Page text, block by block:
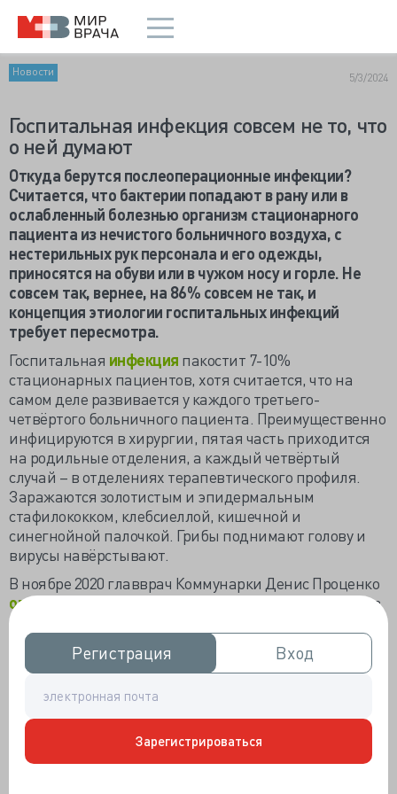
Регистрация
Регистрация Вход
Вход
Зарегистрироваться
Новости 5/3/2024
Госпитальная инфекция совсем не то, что
о ней думают
Откуда берутся послеоперационные инфекции?
Считается, что бактерии попадают в рану или в
ослабленный болезнью организм стационарного
пациента из нечистого больничного воздуха, с
нестерильных рук персонала и его одежды,
приносятся на обуви или в чужом носу и горле. Не
совсем так, вернее, на 86% совсем не так, и
концепция этиологии госпитальных инфекций
требует пересмотра.
Госпитальная инфекция пакостит 7-10%
стационарных пациентов, хотя считается, что на
самом деле развивается у каждого третьего-
четвёртого больничного пациента. Преимущественно
инфицируются в хирургии, пятая часть приходится
на родильные отделения, а каждый четвёртый
случай – в отделениях терапевтического профиля.
Заражаются золотистым и эпидермальным
стафилококком, клебсиеллой, кишечной и
синегнойной палочкой. Грибы поднимают голову и
вирусы навёрстывают.
В ноябре 2020 главврач Коммунарки Денис Проценко
отвечалобывателям, обвинявших новую больницу в
высокой смертности пациентов от бактериальной
пневмонии: «Казалось бы, мы только открылись в
марте, у нас новые стены, и не должно быть
внутрибольничных штаммов. Однако за три месяца
они появились во всех отделениях реанимации: и
золотистый стафилококк, и пневмония, и прочие.
Причина - перевод из других стационаров…».
Совсем не та причина, как выяснилоисследование